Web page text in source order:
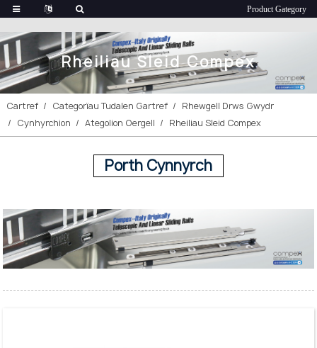
Rheiliau Sleid Compex
Cartref Categorïau Tudalen Gartref
Rhewgell Drws Gwydr
Cynhyrchion
Ategolion Oergell Rheiliau Sleid Compex
Porth Cynnyrch